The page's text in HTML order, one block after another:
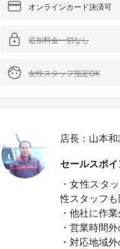
オンラインカード決済可
追加料金一切なし
女性スタッフ指定OK
店長：山本
セールスポイ
・女性スタ
性スタッフ
・他社に作
・営業時間
・対応地域